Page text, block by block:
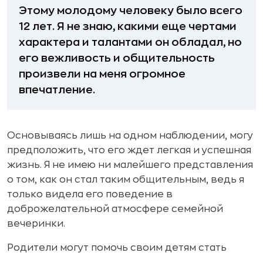
Этому молодому человеку было всего
12 лет. Я не знаю, какими еще чертами
характера и талантами он обладал, но
его вежливость и общительность
произвели на меня огромное
впечатление.
Основываясь лишь на одном наблюдении, могу
предположить, что его ждет легкая и успешная
жизнь. Я не имею ни малейшего представления
о том, как он стал таким общительным, ведь я
только видела его поведение в
доброжелательной атмосфере семейной
вечеринки.
Родители могут помочь своим детям стать